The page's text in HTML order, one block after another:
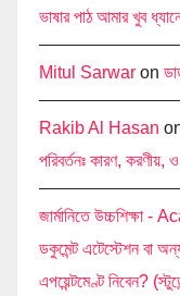
ভাষার পাঠ আমার খুব
Mitul Sarwar on
Rakib Al Hasan
পরিবর্তনঃ কারণ, করণীয়,
জার্মানিতে উচ্চশিক্ষা
ডকুমেন্ট এটেস্টেশন বা
এপয়েন্টমেণ্ট নিবেন?